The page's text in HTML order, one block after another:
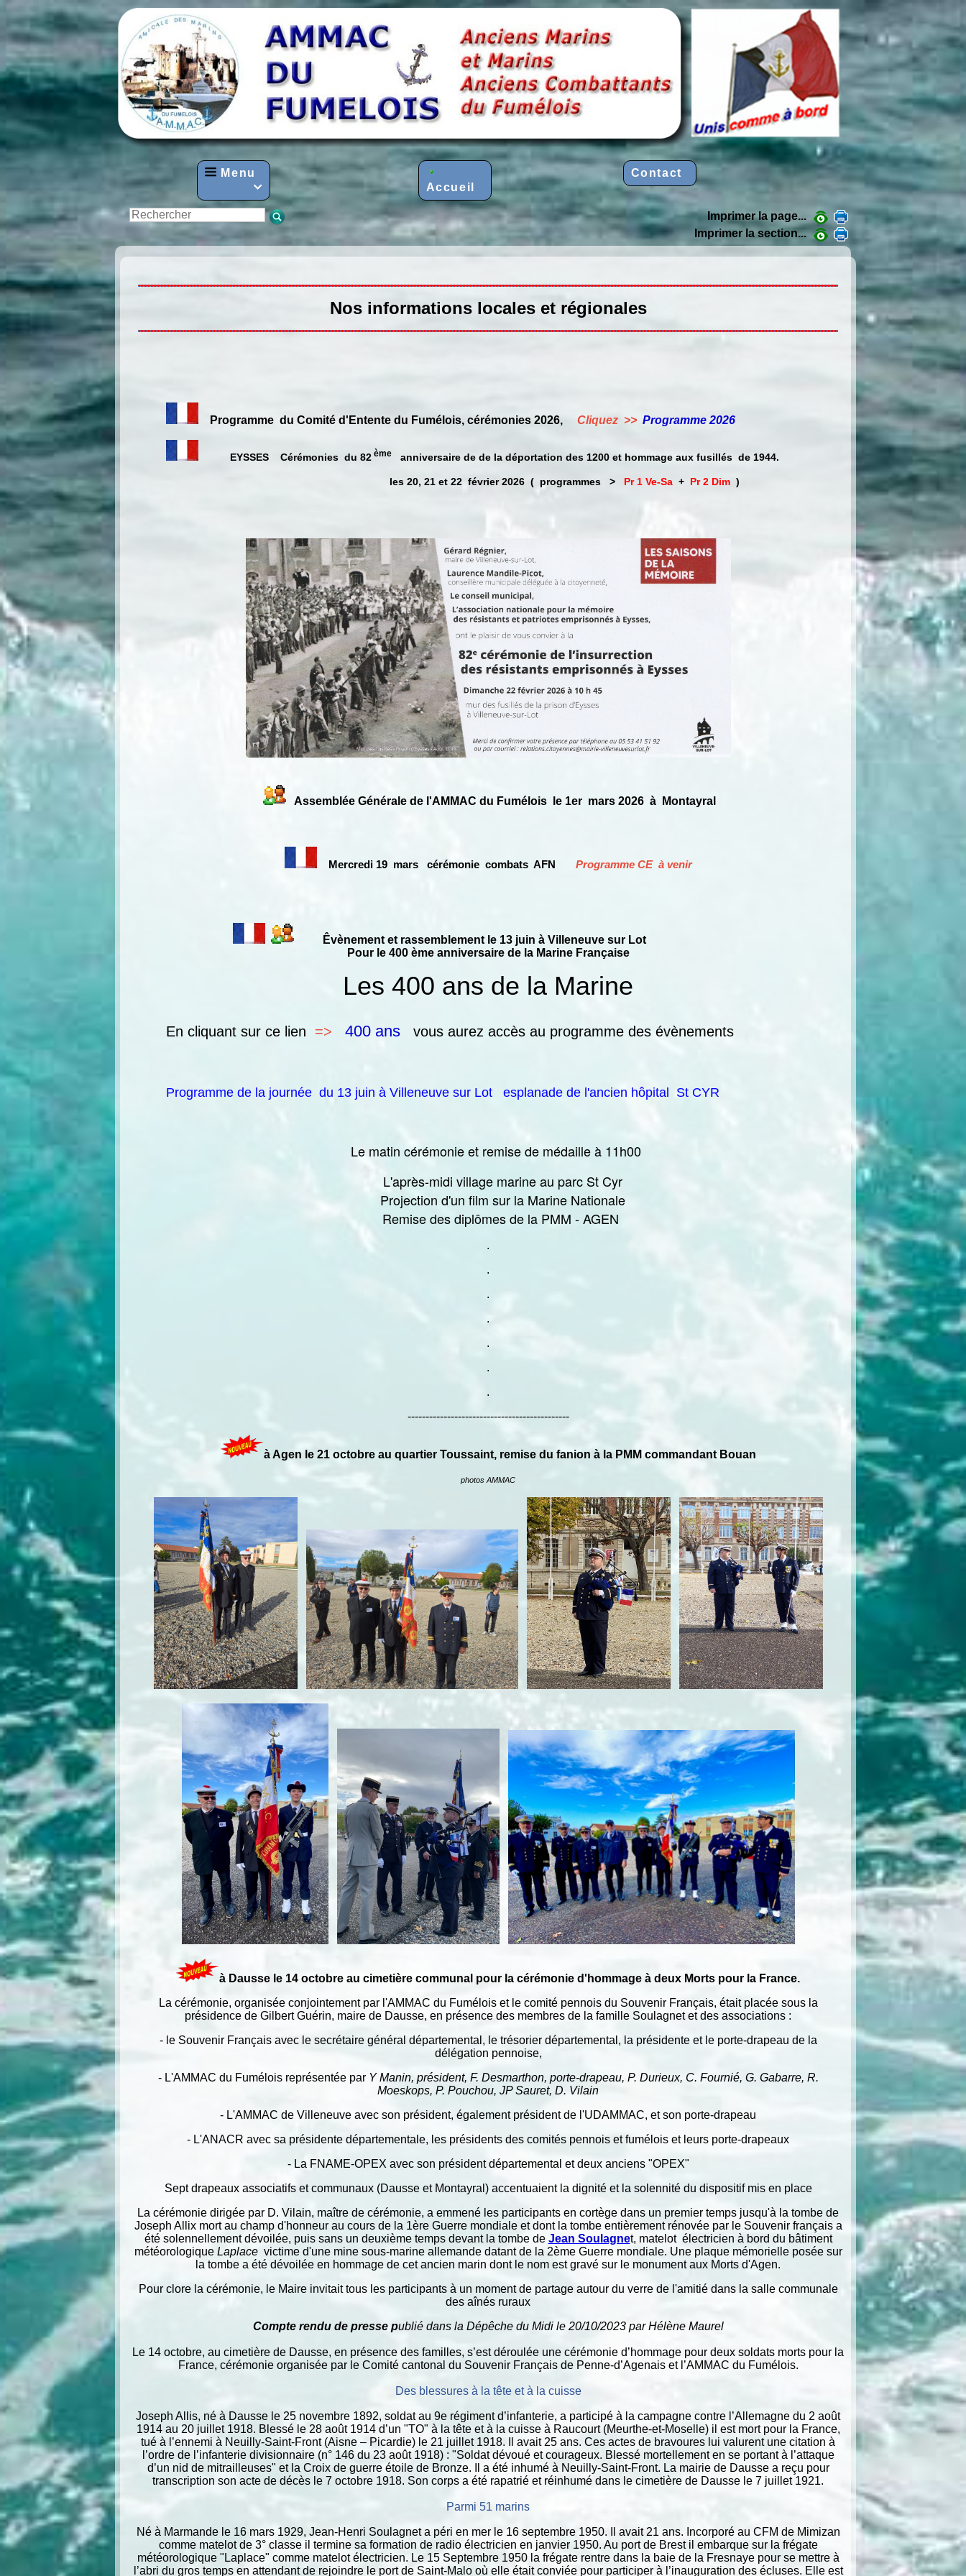
Menu
 Accueil
Contact
Imprimer la page...
Imprimer la section...
Nos informations locales et régionales
Programme du Comité d'Entente du Fumélois, cérémonies 2026, Cliquez >> Programme 2026
EYSSES Cérémonies du 82 ème anniversaire de de la déportation des 1200 et hommage aux fusillés de 1944.
les 20, 21 et 22 février 2026 ( programmes > Pr 1 Ve-Sa+ Pr 2 Dim)
Assemblée Générale de l'AMMAC du Fumélois le 1er mars 2026 à Montayral
Mercredi 19 mars cérémonie combats AFN Programme CE à venir
Êvènement et rassemblement le 13 juin à Villeneuve sur Lot
Pour le 400 ème anniversaire de la Marine Française
Les 400 ans de la Marine
En cliquant sur ce lien => 400 ans vous aurez accès au programme des évènements
Programme de la journée du 13 juin à Villeneuve sur Lot esplanade de l'ancien hôpital St CYR
Le matin cérémonie et remise de médaille à 11h00
L'après-midi village marine au parc St Cyr
Projection d'un film sur la Marine Nationale
Remise des diplômes de la PMM - AGEN
.
.
.
.
.
.
.
---------------------------------------------
à Agen le 21 octobre au quartier Toussaint, remise du fanion à la PMM commandant Bouan
photos AMMAC
à Dausse le 14 octobre au cimetière communal pour la cérémonie d'hommage à deux Morts pour la France.
La cérémonie, organisée conjointement par l'AMMAC du Fumélois et le comité pennois du Souvenir Français, était placée sous la
présidence de Gilbert Guérin, maire de Dausse, en présence des membres de la famille Soulagnet et des associations :
- le Souvenir Français avec le secrétaire général départemental, le trésorier départemental, la présidente et le porte-drapeau de la
délégation pennoise,
- L'AMMAC du Fumélois représentée par Y Manin, président, F. Desmarthon, porte-drapeau, P. Durieux, C. Fournié, G. Gabarre, R.
Moeskops, P. Pouchou, JP Sauret, D. Vilain
- L'AMMAC de Villeneuve avec son président, également président de l'UDAMMAC, et son porte-drapeau
- L'ANACR avec sa présidente départementale, les présidents des comités pennois et fumélois et leurs porte-drapeaux
- La FNAME-OPEX avec son président départemental et deux anciens "OPEX"
Sept drapeaux associatifs et communaux (Dausse et Montayral) accentuaient la dignité et la solennité du dispositif mis en place
La cérémonie dirigée par D. Vilain, maître de cérémonie, a emmené les participants en cortège dans un premier temps jusqu'à la tombe de
Joseph Allix mort au champ d'honneur au cours de la 1ère Guerre mondiale et dont la tombe entièrement rénovée par le Souvenir français a
été solennellement dévoilée, puis sans un deuxième temps devant la tombe de Jean Soulagnet, matelot électricien à bord du bâtiment
météorologique Laplacevictime d'une mine sous-marine allemande datant de la 2ème Guerre mondiale. Une plaque mémorielle posée sur
la tombe a été dévoilée en hommage de cet ancien marin dont le nom est gravé sur le monument aux Morts d'Agen.
Pour clore la cérémonie, le Maire invitait tous les participants à un moment de partage autour du verre de l'amitié dans la salle communale
des aînés ruraux
Compte rendu de presse publié dans la Dépêche du Midi le 20/10/2023par Hélène Maurel
Le 14 octobre, au cimetière de Dausse, en présence des familles, s’est déroulée une cérémonie d’hommage pour deux soldats morts pour la
France, cérémonie organisée par le Comité cantonal du Souvenir Français de Penne-d’Agenais et l’AMMAC du Fumélois.
Des blessures à la tête et à la cuisse
Joseph Allis, né à Dausse le 25 novembre 1892, soldat au 9e régiment d’infanterie, a participé à la campagne contre l’Allemagne du 2 août
1914 au 20 juillet 1918. Blessé le 28 août 1914 d’un "TO" à la tête et à la cuisse à Raucourt (Meurthe-et-Moselle) il est mort pour la France,
tué à l’ennemi à Neuilly-Saint-Front (Aisne – Picardie) le 21 juillet 1918. Il avait 25 ans. Ces actes de bravoures lui valurent une citation à
l’ordre de l’infanterie divisionnaire (n° 146 du 23 août 1918) : "Soldat dévoué et courageux. Blessé mortellement en se portant à l’attaque
d’un nid de mitrailleuses" et la Croix de guerre étoile de Bronze. Il a été inhumé à Neuilly-Saint-Front. La mairie de Dausse a reçu pour
transcription son acte de décès le 7 octobre 1918. Son corps a été rapatrié et réinhumé dans le cimetière de Dausse le 7 juillet 1921.
Parmi 51 marins
Né à Marmande le 16 mars 1929, Jean-Henri Soulagnet a péri en mer le 16 septembre 1950. Il avait 21 ans. Incorporé au CFM de Mimizan
comme matelot de 3° classe il termine sa formation de radio électricien en janvier 1950. Au port de Brest il embarque sur la frégate
météorologique "Laplace" comme matelot électricien. Le 15 Septembre 1950 la frégate rentre dans la baie de la Fresnaye pour se mettre à
l’abri du gros temps en attendant de rejoindre le port de Saint-Malo où elle était conviée pour participer à l’inauguration des écluses. Elle est